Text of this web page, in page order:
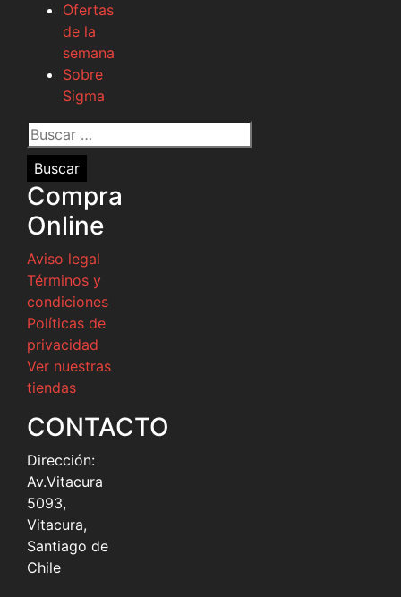
Ofertas
de la
semana
Sobre
Sigma
Buscar
por:
Compra
Online
Aviso legal
Términos y
condiciones
Políticas de
privacidad
Ver nuestras
tiendas
CONTACTO
Dirección:
Av.Vitacura
5093,
Vitacura,
Santiago de
Chile